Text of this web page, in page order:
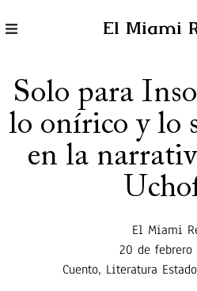
El Miami
Solo para
lo onírico y lo
en la
El Miami
20 de febrero
Cuento, Literatura